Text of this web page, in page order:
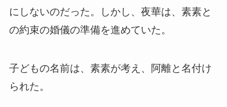
にしないのだった。しかし、夜華は、素素と
の約束の婚儀の準備を進めていた。
子どもの名前は、素素が考え、阿離と名付け
られた。